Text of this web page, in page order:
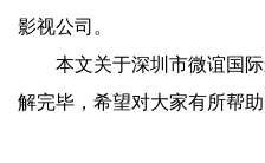
影视公司。
本文关于深圳市微谊国
解完毕，希望对大家有所帮助